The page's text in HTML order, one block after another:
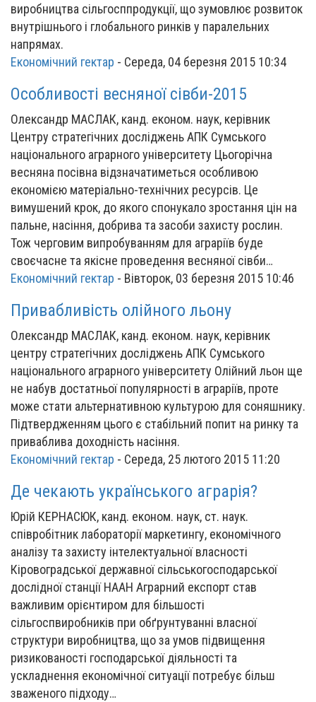
виробництва сільгоcппродукції, що зумовлює розвиток
внутрішнього і глобального ринків у паралельних
напрямах.
Економічний гектар - Середа, 04 березня 2015 10:34
Особливості весняної сівби-2015
Олександр МАСЛАК, канд. економ. наук, керівник
Центру стратегічних досліджень АПК Сумського
національного аграрного університету Цьогорічна
весняна посівна відзначатиметься особливою
економією матеріально-технічних ресурсів. Це
вимушений крок, до якого спонукало зростання цін на
пальне, насіння, добрива та засоби захисту рослин.
Тож черговим випробуванням для аграріїв буде
своєчасне та якісне проведення весняної сівби…
Економічний гектар - Вівторок, 03 березня 2015 10:46
Привабливість олійного льону
Олександр МАСЛАК, канд. економ. наук, керівник
центру стратегічних досліджень АПК Сумського
національного аграрного університету Олійний льон ще
не набув достатньої популярності в аграріїв, проте
може стати альтернативною культурою для соняшнику.
Підтвердженням цього є стабільний попит на ринку та
приваблива доходність насіння.
Економічний гектар - Середа, 25 лютого 2015 11:20
Де чекають українського аграрія?
Юрій КЕРНАСЮК, канд. економ. наук, ст. наук.
співробітник лабораторії маркетингу, економічного
аналізу та захисту інтелектуальної власності
Кіровоградської державної сільськогосподарської
дослідної станції НААН Аграрний експорт став
важливим орієнтиром для більшості
сільгоспвиробників при обґрунтуванні власної
структури виробництва, що за умов підвищення
ризикованості господарської діяльності та
ускладнення економічної ситуації потребує більш
зваженого підходу…